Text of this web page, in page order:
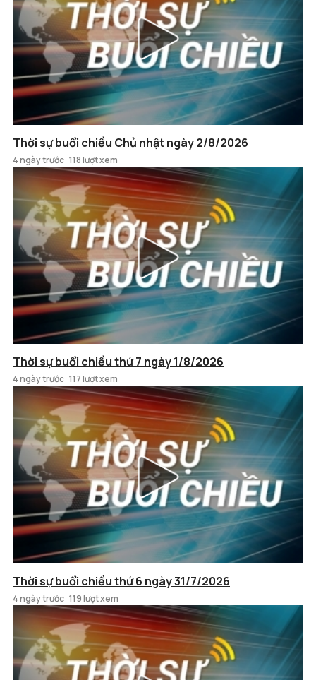
Thời sự buổi chiều Chủ nhật ngày 2/8/2026
4 ngày trước 118 lượt xem
Thời sự buổi chiều thứ 7 ngày 1/8/2026
4 ngày trước 117 lượt xem
Thời sự buổi chiều thứ 6 ngày 31/7/2026
4 ngày trước 119 lượt xem